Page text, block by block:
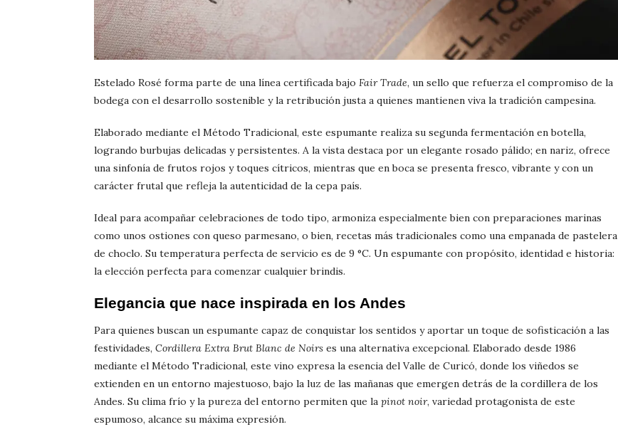
Estelado Rosé forma parte de una línea certificada bajo Fair Trade, un sello que refuerza el compromiso de la
bodega con el desarrollo sostenible y la retribución justa a quienes mantienen viva la tradición campesina.
Elaborado mediante el Método Tradicional, este espumante realiza su segunda fermentación en botella,
logrando burbujas delicadas y persistentes. A la vista destaca por un elegante rosado pálido; en nariz, ofrece
una sinfonía de frutos rojos y toques cítricos, mientras que en boca se presenta fresco, vibrante y con un
carácter frutal que refleja la autenticidad de la cepa país.
Ideal para acompañar celebraciones de todo tipo, armoniza especialmente bien con preparaciones marinas
como unos ostiones con queso parmesano, o bien, recetas más tradicionales como una empanada de pastelera
de choclo. Su temperatura perfecta de servicio es de 9 °C. Un espumante con propósito, identidad e historia:
la elección perfecta para comenzar cualquier brindis.
Elegancia que nace inspirada en los Andes
Para quienes buscan un espumante capaz de conquistar los sentidos y aportar un toque de sofisticación a las
festividades, Cordillera Extra Brut Blanc de Noirs es una alternativa excepcional. Elaborado desde 1986
mediante el Método Tradicional, este vino expresa la esencia del Valle de Curicó, donde los viñedos se
extienden en un entorno majestuoso, bajo la luz de las mañanas que emergen detrás de la cordillera de los
Andes. Su clima frío y la pureza del entorno permiten que la pinot noir, variedad protagonista de este
espumoso, alcance su máxima expresión.